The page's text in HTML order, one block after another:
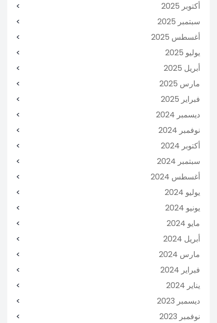
أكتوبر 2025
سبتمبر 2025
أغسطس 2025
يوليو 2025
أبريل 2025
مارس 2025
فبراير 2025
ديسمبر 2024
نوفمبر 2024
أكتوبر 2024
سبتمبر 2024
أغسطس 2024
يوليو 2024
يونيو 2024
مايو 2024
أبريل 2024
مارس 2024
فبراير 2024
يناير 2024
ديسمبر 2023
نوفمبر 2023